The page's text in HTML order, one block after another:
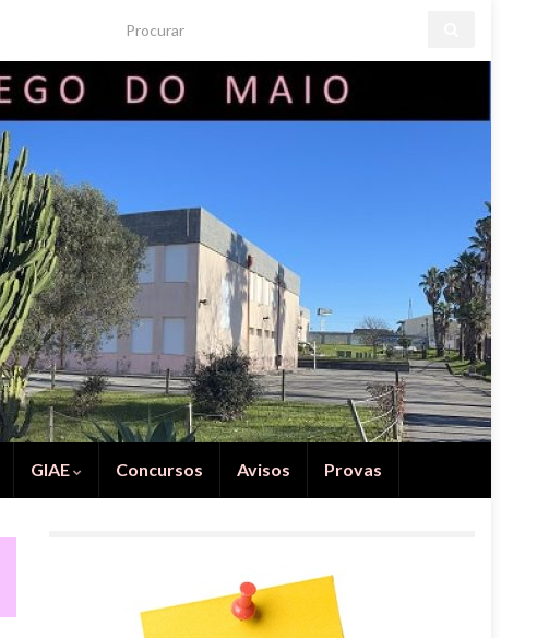
Search for:
GIAE Concursos Avisos Provas